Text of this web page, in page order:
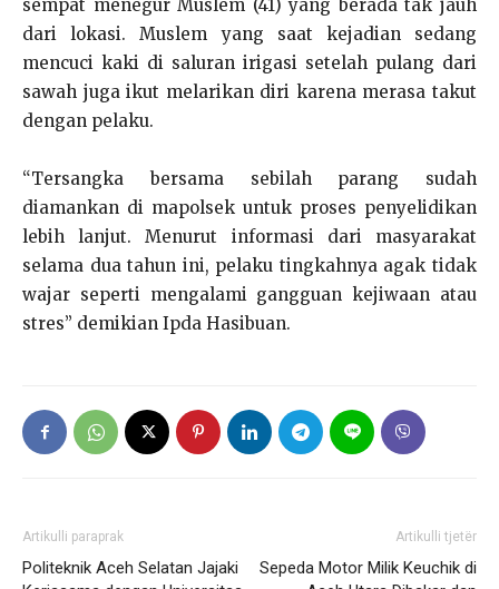
sempat menegur Muslem (41) yang berada tak jauh
dari lokasi. Muslem yang saat kejadian sedang
mencuci kaki di saluran irigasi setelah pulang dari
sawah juga ikut melarikan diri karena merasa takut
dengan pelaku.
“Tersangka bersama sebilah parang sudah
diamankan di mapolsek untuk proses penyelidikan
lebih lanjut. Menurut informasi dari masyarakat
selama dua tahun ini, pelaku tingkahnya agak tidak
wajar seperti mengalami gangguan kejiwaan atau
stres” demikian Ipda Hasibuan.
Artikulli paraprak
Politeknik Aceh Selatan Jajaki
Artikulli tjetër
Sepeda Motor Milik Keuchik di